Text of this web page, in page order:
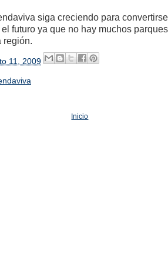
siga creciendo para
futuro ya que no hay muchos
región.
11, 2009
Inicio